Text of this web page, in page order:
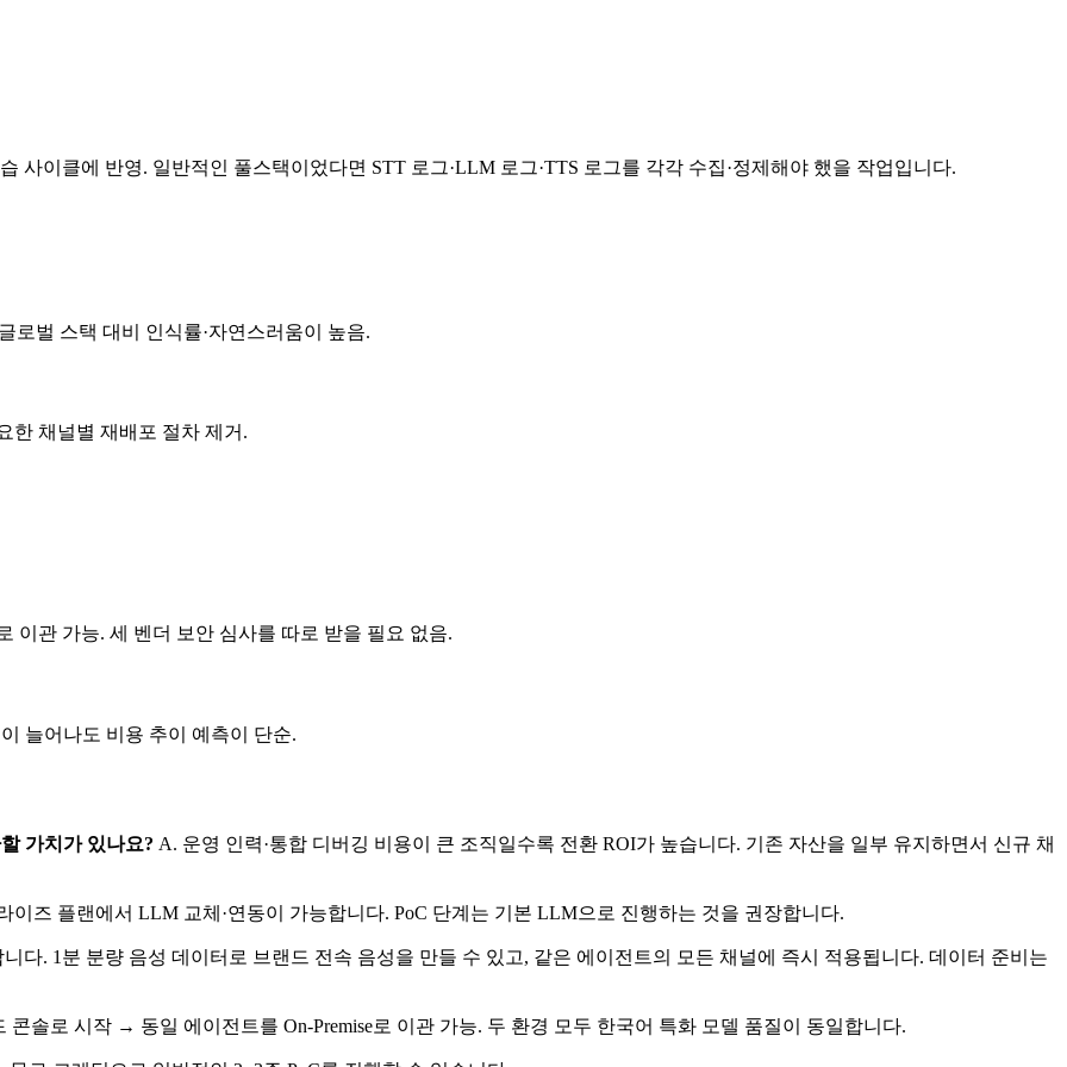
이클에 반영. 일반적인 풀스택이었다면 STT 로그·LLM 로그·TTS 로그를 각각 수집·정제해야 했을 작업입니다.
로벌 스택 대비 인식률·자연스러움이 높음.
한 채널별 재배포 절차 제거.
이관 가능. 세 벤더 보안 심사를 따로 받을 필요 없음.
늘어나도 비용 추이 예측이 단순.
가치가 있나요? A. 운영 인력·통합 디버깅 비용이 큰 조직일수록 전환 ROI가 높습니다. 기존 자산을 일부 유지하면서 신규 채
이즈 플랜에서 LLM 교체·연동이 가능합니다. PoC 단계는 기본 LLM으로 진행하는 것을 권장합니다.
다. 1분 분량 음성 데이터로 브랜드 전속 음성을 만들 수 있고, 같은 에이전트의 모든 채널에 즉시 적용됩니다. 데이터 준비는
콘솔로 시작 → 동일 에이전트를 On-Premise로 이관 가능. 두 환경 모두 한국어 특화 모델 품질이 동일합니다.